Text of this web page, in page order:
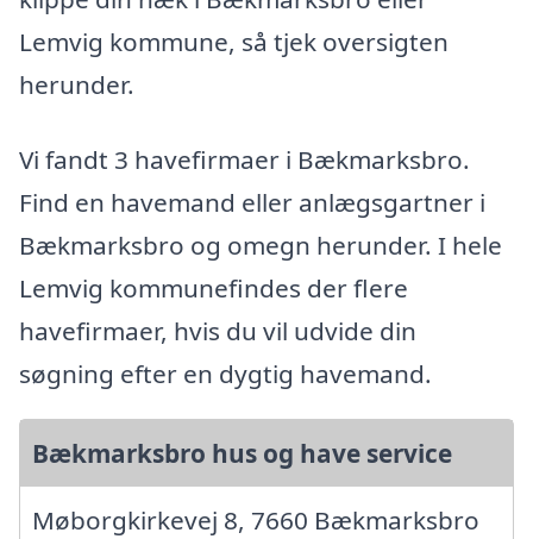
Lemvig kommune, så tjek oversigten
herunder.
Vi fandt 3 havefirmaer i Bækmarksbro.
Find en havemand eller anlægsgartner i
Bækmarksbro og omegn herunder. I hele
Lemvig kommunefindes der flere
havefirmaer, hvis du vil udvide din
søgning efter en dygtig havemand.
Bækmarksbro hus og have service
Møborgkirkevej 8, 7660 Bækmarksbro